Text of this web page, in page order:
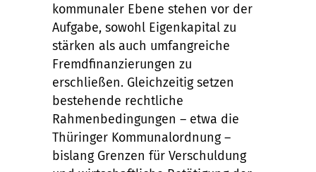
kommunaler Ebene stehen vor der
Aufgabe, sowohl Eigenkapital zu
stärken als auch umfangreiche
Fremdfinanzierungen zu
erschließen. Gleichzeitig setzen
bestehende rechtliche
Rahmenbedingungen – etwa die
Thüringer Kommunalordnung –
bislang Grenzen für Verschuldung